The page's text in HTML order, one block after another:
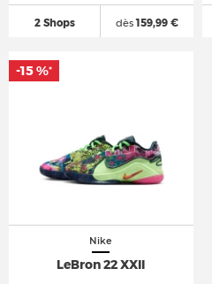
2 Shops dès159,99 €
Nike
LeBron 22 XXII
-15 %*